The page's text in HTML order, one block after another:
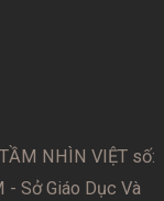
NHÌN VIỆT số:
- Sở Giáo Dục Và